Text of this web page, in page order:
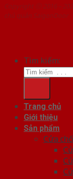
Copyright ⓒ 2016 –
chủ quản SaigonDoor
Tìm kiếm:
Trang chủ
Giới thiệu
Sản phẩm
Cửa